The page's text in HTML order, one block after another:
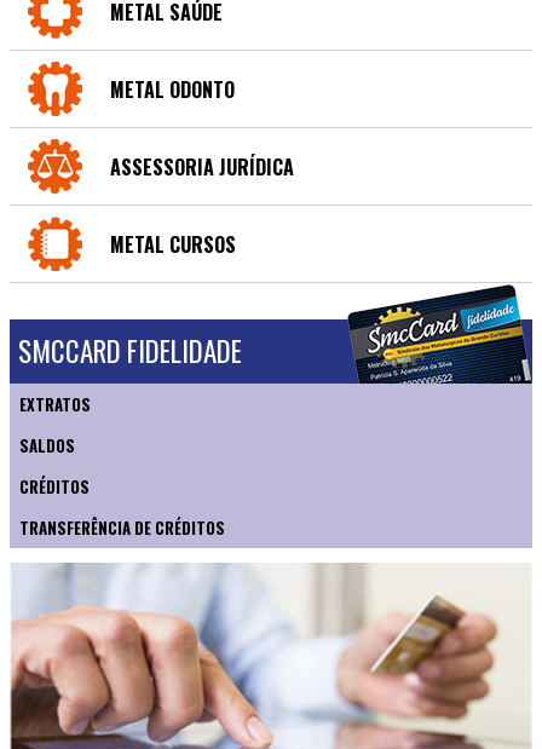
METAL SAÚDE
METAL ODONTO
ASSESSORIA JURÍDICA
METAL CURSOS
SMCCARD FIDELIDADE
EXTRATOS
SALDOS
CRÉDITOS
TRANSFERÊNCIA DE CRÉDITOS